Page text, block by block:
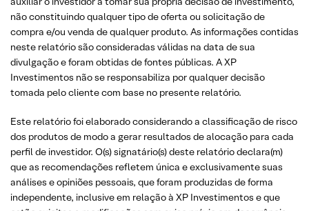
não constituindo qualquer tipo de oferta ou solicitação de
compra e/ou venda de qualquer produto. As informações contidas
neste relatório são consideradas válidas na data de sua
divulgação e foram obtidas de fontes públicas. A XP
Investimentos não se responsabiliza por qualquer decisão
tomada pelo cliente com base no presente relatório.
Este relatório foi elaborado considerando a classificação de risco
dos produtos de modo a gerar resultados de alocação para cada
perfil de investidor. O(s) signatário(s) deste relatório declara(m)
que as recomendações refletem única e exclusivamente suas
análises e opiniões pessoais, que foram produzidas de forma
independente, inclusive em relação à XP Investimentos e que